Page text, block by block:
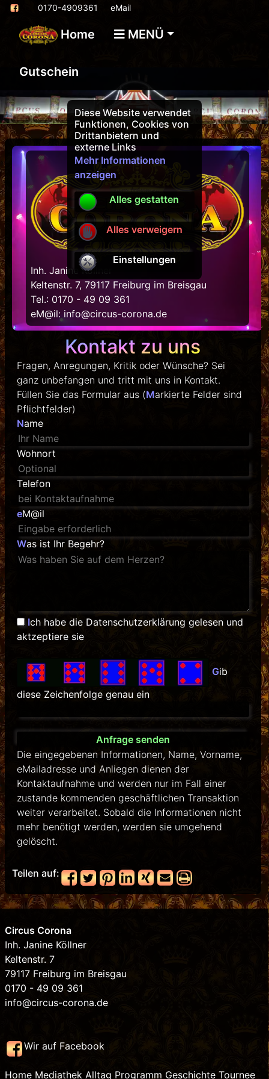
0170-4909361 eMail
Home MENÜ
Gutschein
Diese Website verwendet
Funktionen, Cookies von
Drittanbietern und
externe Links
Mehr Informationen
anzeigen
Alles gestatten
Alles verweigern
Einstellungen
Inh. Janine Köllner
Keltenstr. 7, 79117 Freiburg im Breisgau
Tel.: 0170 - 49 09 361
eM@il: info@circus-corona.de
Kontakt zu uns
Fragen, Anregungen, Kritik oder Wünsche? Sei
ganz unbefangen und tritt mit uns in Kontakt.
Füllen Sie das Formular aus (Markierte Felder sind
Pflichtfelder)
Name
Wohnort
Telefon
eM@il
Was ist Ihr Begehr?
Ich habe die Datenschutzerklärung gelesen und
aktzeptiere sie
Gib
diese Zeichenfolge genau ein
Die eingegebenen Informationen, Name, Vorname,
eMailadresse und Anliegen dienen der
Kontaktaufnahme und werden nur im Fall einer
zustande kommenden geschäftlichen Transaktion
weiter verarbeitet. Sobald die Informationen nicht
mehr benötigt werden, werden sie umgehend
gelöscht.
Teilen auf:
Circus Corona
Inh. Janine Köllner
Keltenstr. 7
79117 Freiburg im Breisgau
0170 - 49 09 361
info@circus-corona.de
Wir auf Facebook
Home Mediathek Alltag Programm Geschichte Tournee